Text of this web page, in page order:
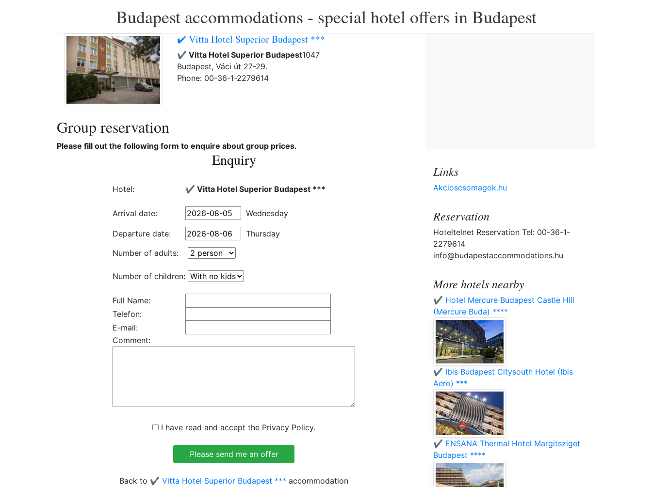
Budapest accommodations - special hotel offers in Budapest
✔️ Vitta Hotel Superior Budapest ***
✔️ Vitta Hotel Superior Budapest1047
Budapest, Váci út 27-29.
Phone: 00-36-1-2279614
Group reservation
Please fill out the following form to enquire about group prices.
Enquiry
Hotel: ✔️ Vitta Hotel Superior Budapest ***
Arrival date: Wednesday
Departure date:
Thursday
Number of adults:
Number of children:
Full Name:
Telefon:
E-mail:
Comment:
I have read and accept the Privacy Policy.
Back to ✔️ Vitta Hotel Superior Budapest *** accommodation
Links
Akcioscsomagok.hu
Reservation
Hoteltelnet Reservation Tel: 00-36-1-
2279614
info@budapestaccommodations.hu
More hotels nearby
✔️ Hotel Mercure Budapest Castle Hill
(Mercure Buda) ****
✔️ Ibis Budapest Citysouth Hotel (Ibis
Aero) ***
✔️ ENSANA Thermal Hotel Margitsziget
Budapest ****